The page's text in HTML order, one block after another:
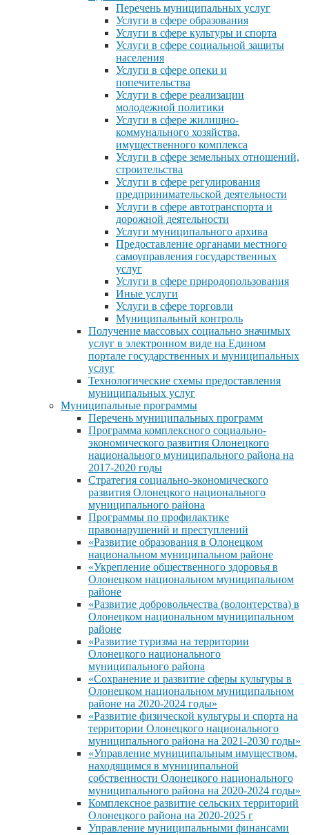
Перечень муниципальных услуг
Услуги в сфере образования
Услуги в сфере культуры и спорта
Услуги в сфере социальной защиты
населения
Услуги в сфере опеки и
попечительства
Услуги в сфере реализации
молодежной политики
Услуги в сфере жилищно-
коммунального хозяйства,
имущественного комплекса
Услуги в сфере земельных отношений,
строительства
Услуги в сфере регулирования
предпринимательской деятельности
Услуги в сфере автотранспорта и
дорожной деятельности
Услуги муниципального архива
Предоставление органами местного
самоуправления государственных
услуг
Услуги в сфере природопользования
Иные услуги
Услуги в сфере торговли
Муниципальный контроль
Получение массовых социально значимых
услуг в электронном виде на Едином
портале государственных и муниципальных
услуг
Технологические схемы предоставления
муниципальных услуг
Муниципальные программы
Перечень муниципальных программ
Программа комплексного социально-
экономического развития Олонецкого
национального муниципального района на
2017-2020 годы
Стратегия социально-экономического
развития Олонецкого национального
муниципального района
Программы по профилактике
правонарушений и преступлений
«Развитие образования в Олонецком
национальном муниципальном районе
«Укрепление общественного здоровья в
Олонецком национальном муниципальном
районе
«Развитие добровольчества (волонтерства) в
Олонецком национальном муниципальном
районе
«Развитие туризма на территории
Олонецкого национального
муниципального района
«Сохранение и развитие сферы культуры в
Олонецком национальном муниципальном
районе на 2020-2024 годы»
«Развитие физической культуры и спорта на
территории Олонецкого национального
муниципального района на 2021-2030 годы»
«Управление муниципальным имуществом,
находящимся в муниципальной
собственности Олонецкого национального
муниципального района на 2020-2024 годы»
Комплексное развитие сельских территорий
Олонецкого района на 2020-2025 г
Управление муниципальными финансами